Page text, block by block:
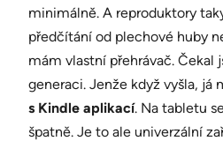
minimálně. A reproduktory
předčítání od plechové huby
mám vlastní přehrávač. Čekal
generaci. Jenže když vyšla, já
s Kindle aplikací. Na tabletu
špatně. Je to ale univerzální